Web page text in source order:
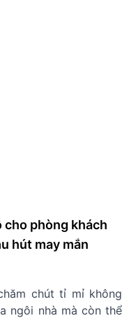
cho phòng khách
hút may mắn
chút tỉ mỉ không
ngôi nhà mà còn thể